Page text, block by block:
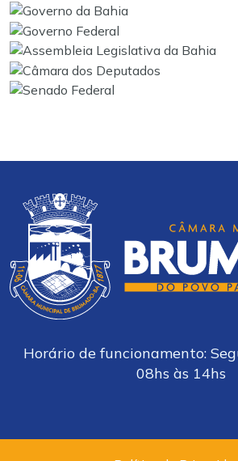
Horário de funcionamento:
08hs às 14hs